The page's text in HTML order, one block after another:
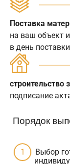
Поставка
на ваш объект
в день поставки
строительство
подписание
Порядок
Выбор